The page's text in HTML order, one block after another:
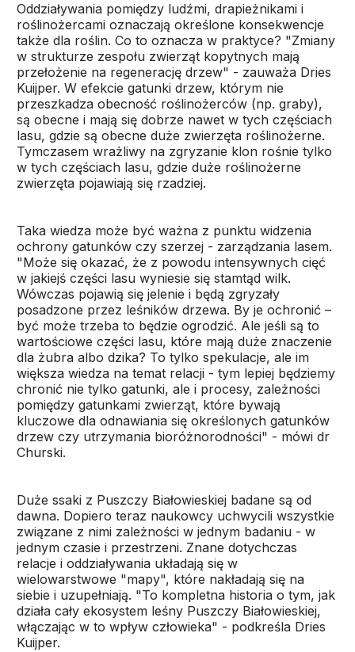
Oddziaływania pomiędzy ludźmi, drapieżnikami i
roślinożercami oznaczają określone konsekwencje
także dla roślin. Co to oznacza w praktyce? "Zmiany
w strukturze zespołu zwierząt kopytnych mają
przełożenie na regenerację drzew" - zauważa Dries
Kuijper. W efekcie gatunki drzew, którym nie
przeszkadza obecność roślinożerców (np. graby),
są obecne i mają się dobrze nawet w tych częściach
lasu, gdzie są obecne duże zwierzęta roślinożerne.
Tymczasem wrażliwy na zgryzanie klon rośnie tylko
w tych częściach lasu, gdzie duże roślinożerne
zwierzęta pojawiają się rzadziej.
Taka wiedza może być ważna z punktu widzenia
ochrony gatunków czy szerzej - zarządzania lasem.
"Może się okazać, że z powodu intensywnych cięć
w jakiejś części lasu wyniesie się stamtąd wilk.
Wówczas pojawią się jelenie i będą zgryzały
posadzone przez leśników drzewa. By je ochronić –
być może trzeba to będzie ogrodzić. Ale jeśli są to
wartościowe części lasu, które mają duże znaczenie
dla żubra albo dzika? To tylko spekulacje, ale im
większa wiedza na temat relacji - tym lepiej będziemy
chronić nie tylko gatunki, ale i procesy, zależności
pomiędzy gatunkami zwierząt, które bywają
kluczowe dla odnawiania się określonych gatunków
drzew czy utrzymania bioróżnorodności" - mówi dr
Churski.
Duże ssaki z Puszczy Białowieskiej badane są od
dawna. Dopiero teraz naukowcy uchwycili wszystkie
związane z nimi zależności w jednym badaniu - w
jednym czasie i przestrzeni. Znane dotychczas
relacje i oddziaływania układają się w
wielowarstwowe "mapy", które nakładają się na
siebie i uzupełniają. "To kompletna historia o tym, jak
działa cały ekosystem leśny Puszczy Białowieskiej,
włączając w to wpływ człowieka" - podkreśla Dries
Kuijper.